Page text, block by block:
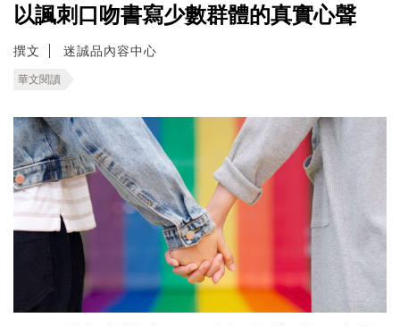
以諷刺口吻書寫少數群體的真實心聲
撰文 迷誠品內容中心
華文閱讀